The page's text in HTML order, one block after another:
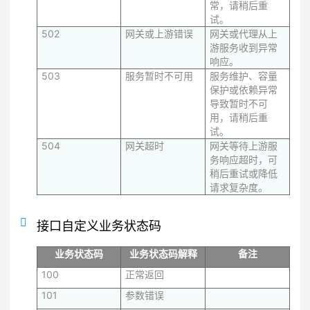
常，请稍后重
试。
502
网关或上游错误
网关或代理从上
游服务收到异常
响应。
503
服务暂时不可用
服务维护、容量
保护或依赖异常
导致暂时不可
用，请稍后重
试。
504
网关超时
网关等待上游服
务响应超时，可
稍后重试或降低
请求复杂度。
接口自定义业务状态码
业务状态码 业务状态码解释
备注
100
正常返回
101
参数错误